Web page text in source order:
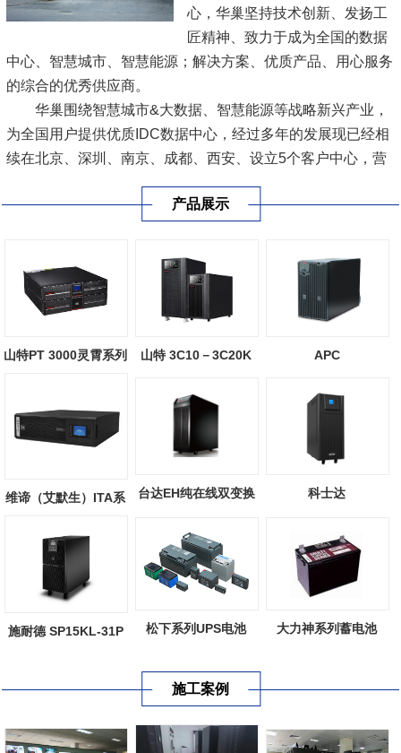
心，华巢坚持技术创新、发扬工
匠精神、致力于成为全国的数据
中心、智慧城市、智慧能源；解决方案、优质产品、用心服务
的综合的优秀供应商。
华巢围绕智慧城市&大数据、智慧能源等战略新兴产业，
为全国用户提供优质IDC数据中心，经过多年的发展现已经相
续在北京、深圳、南京、成都、西安、设立5个客户中心，营
销及服务网络覆盖全国20多个省和地区，为广大客户提供智
慧电能，数据中心，新能源三大业务解决方案，主营产品
产品展示
山特PT 3000灵霄系列
山特 3C10－3C20K
APC
维谛（艾默生）ITA系
台达EH纯在线双变换
科士达
列）
施耐德 SP15KL-31P 松下系列UPS电池 大力神系列蓄电池
施工案例